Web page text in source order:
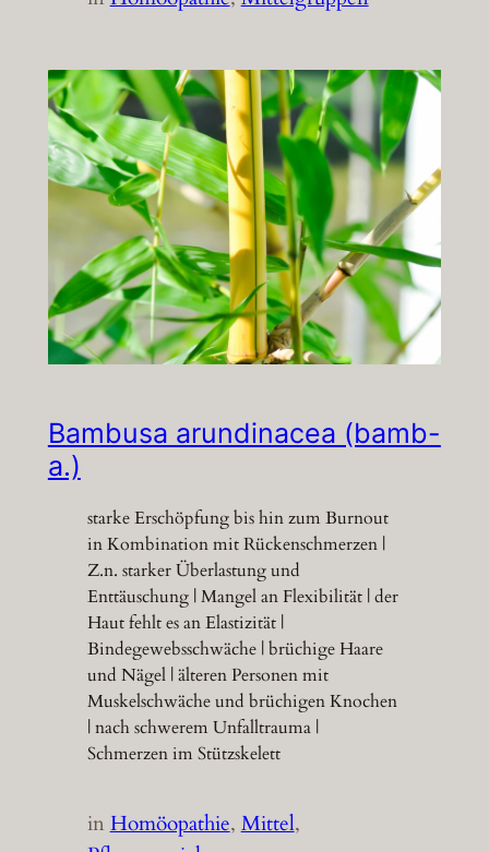
Bambusa arundinacea (bamb-
a.)
starke Erschöpfung bis hin zum Burnout
in Kombination mit Rückenschmerzen |
Z.n. starker Überlastung und
Enttäuschung | Mangel an Flexibilität | der
Haut fehlt es an Elastizität |
Bindegewebsschwäche | brüchige Haare
und Nägel | älteren Personen mit
Muskelschwäche und brüchigen Knochen
| nach schwerem Unfalltrauma |
Schmerzen im Stützskelett
inHomöopathie, Mittel